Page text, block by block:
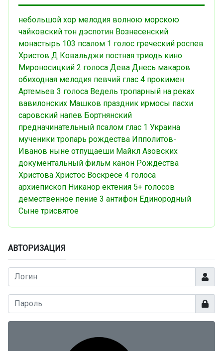
небольшой хор мелодия волною морскою
чайковский тон дэспотин Вознесенский
монастырь 103 псалом 1 голос греческий роспев
Христов Д Ковальджи постная триодь кино
Мироносицкий 2 голоса Дева Днесь макаров
обиходная мелодия певчий глас 4 прокимен
Артемьев 3 голоса Ведель тропарный на реках
вавилонских Машков праздник ирмосы пасхи
саровский напев Бортнянский
предначинательный псалом глас 1 Украина
мученики тропарь рождества Ипполитов-
Иванов ныне отпущаеши Майкл Азовских
документальный фильм канон Рождества
Христова Христос Воскресе 4 голоса
архиепископ Никанор ектения 5+ голосов
демественное пение 3 антифон Единородный
Сыне трисвятое
АВТОРИЗАЦИЯ
Логин